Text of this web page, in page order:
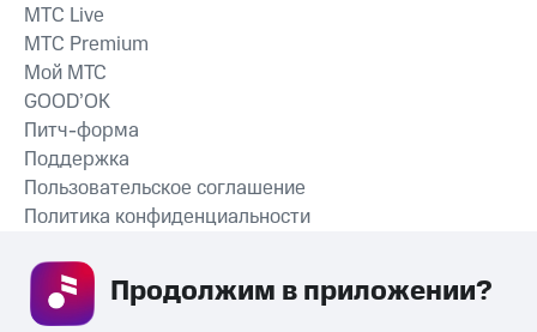
СКАЧАТЬ ПРИЛОЖЕНИЕ
MTС Live
MTС Premium
Мой МТС
GOOD’OK
Питч-форма
Поддержка
Пользовательское соглашение
Политика конфиденциальности